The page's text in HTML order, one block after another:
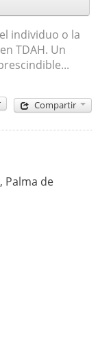
individuo o la
TDAH. Un
Compartir
, Palma de